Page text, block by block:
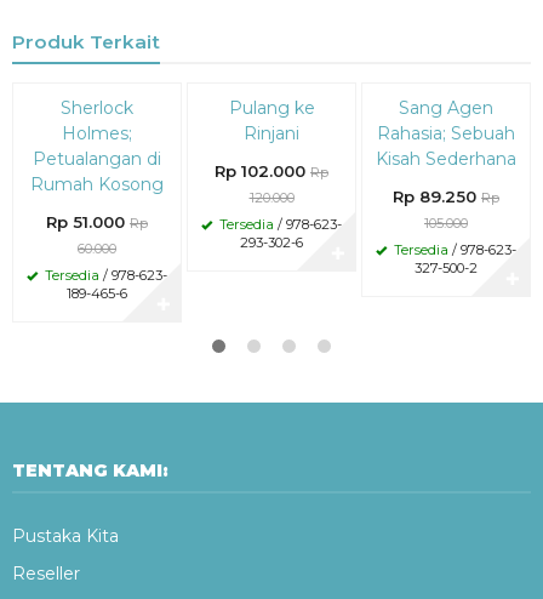
Produk Terkait
DiskonSherlock
Holmes;
Petualangan di
Rumah Kosong
Rp 51.000 Rp
60.000
Tersedia / 978-623-
189-465-6
DiskonPulang ke
Rinjani
Rp 102.000 Rp
120.000
Tersedia / 978-623-
293-302-6
Diskon
15%Sang Agen
Rahasia; Sebuah
Kisah Sederhana
Rp 89.250 Rp
105.000
Tersedia / 978-623-
327-500-2
TENTANG KAMI:
Pustaka Kita
Reseller